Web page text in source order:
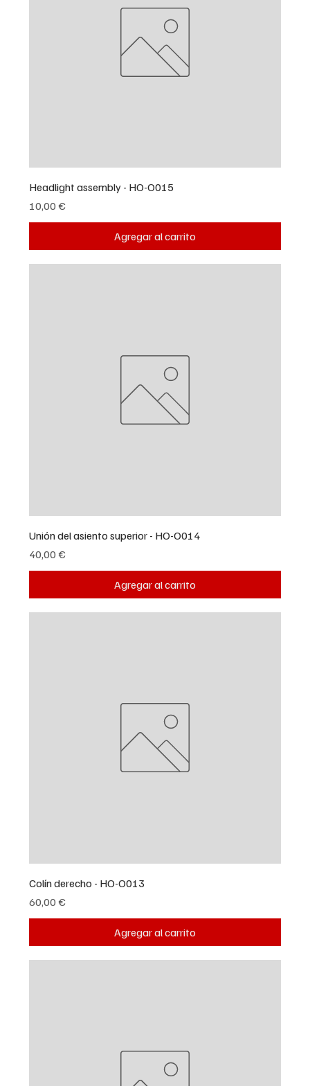
Headlight assembly - HO-O015
Precio
10,00 €
Agregar al carrito
Unión del asiento superior - HO-O014
Precio
40,00 €
Agregar al carrito
Colín derecho - HO-O013
Precio
60,00 €
Agregar al carrito